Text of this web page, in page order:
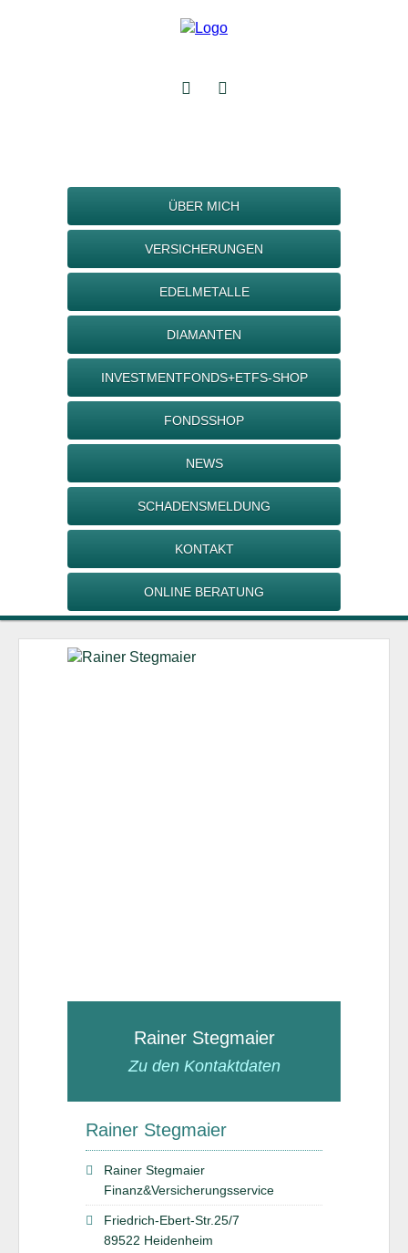
ÜBER MICH
VERSICHERUNGEN
EDELMETALLE
DIAMANTEN
INVESTMENTFONDS+ETFS-SHOP
FONDSSHOP
NEWS
SCHADENSMELDUNG
KONTAKT
ONLINE BERATUNG
Rainer Stegmaier
Zu den Kontaktdaten
Rainer Stegmaier
Rainer Stegmaier
Finanz&Versicherungsservice
Friedrich-Ebert-Str.25/7
89522 Heidenheim